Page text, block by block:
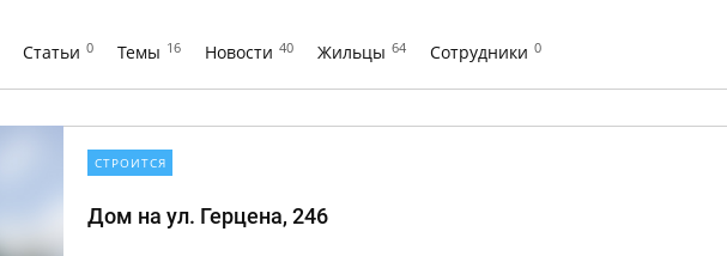
Статьи 0 Темы 16 Новости 40 Жильцы 64 Сотрудники 0
СТРОИТСЯ
Дом на ул. Герцена, 246